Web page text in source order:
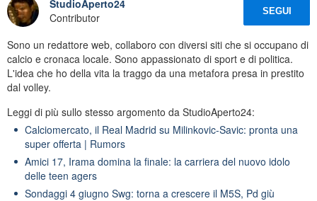
StudioAperto24
Contributor
SEGUI
Sono un redattore web, collaboro con diversi siti che si occupano di
calcio e cronaca locale. Sono appassionato di sport e di politica.
L'idea che ho della vita la traggo da una metafora presa in prestito
dal volley.
Leggi di più sullo stesso argomento da StudioAperto24:
Calciomercato, il Real Madrid su Milinkovic-Savic: pronta una
super offerta | Rumors
Amici 17, Irama domina la finale: la carriera del nuovo idolo
delle teen agers
Sondaggi 4 giugno Swg: torna a crescere il M5S, Pd giù